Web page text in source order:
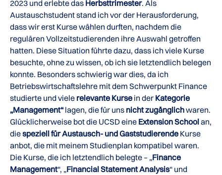
2023 und erlebte das Herbsttrimester. Als
Austauschstudent stand ich vor der Herausforderung,
dass wir erst Kurse wählen durften, nachdem die
regulären Vollzeitstudierenden ihre Auswahl getroffen
hatten. Diese Situation führte dazu, dass ich viele Kurse
besuchte, ohne zu wissen, ob ich sie letztendlich belegen
konnte. Besonders schwierig war dies, da ich
Betriebswirtschaftslehre mit dem Schwerpunkt Finance
studierte und viele relevante Kurse in der Kategorie
„Management“lagen, die für uns nicht zugänglichwaren.
Glücklicherweise bot die UCSD eine ExtensionSchoolan,
diespeziell für Austausch- und Gaststudierende Kurse
anbot, die mit meinem Studienplan kompatibel waren.
Die Kurse, die ich letztendlich belegte – „Finance
Management“, „Financial Statement Analysis“ und